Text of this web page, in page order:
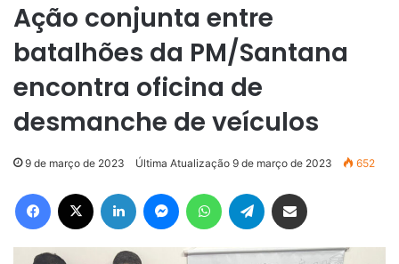
Ação conjunta entre
batalhões da PM/Santana
encontra oficina de
desmanche de veículos
9 de março de 2023 Última Atualização 9 de março de 2023 652
Facebook Linkedin MessengerWhatsAppTelegram